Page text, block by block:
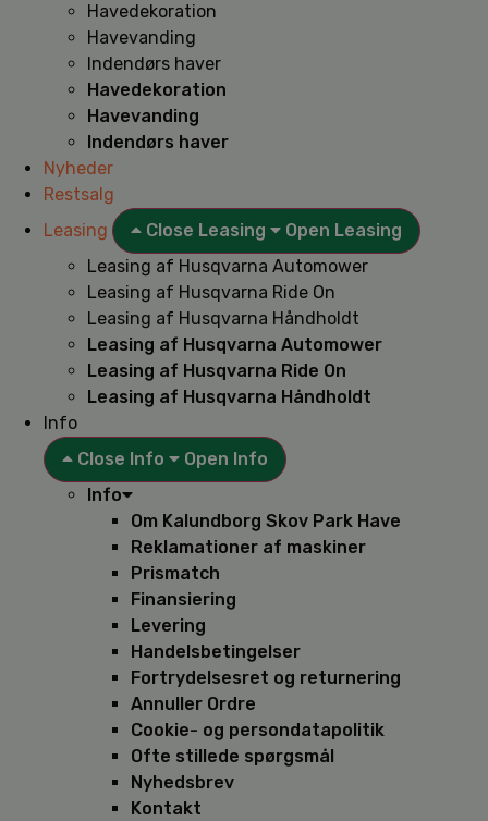
Havedekoration
Havevanding
Indendørs haver
Havedekoration
Havevanding
Indendørs haver
Nyheder
Restsalg
Leasing
Close Leasing
Open Leasing
Leasing af Husqvarna Automower
Leasing af Husqvarna Ride On
Leasing af Husqvarna Håndholdt
Leasing af Husqvarna Automower
Leasing af Husqvarna Ride On
Leasing af Husqvarna Håndholdt
Info
Close Info
Open Info
Info
Om Kalundborg Skov Park Have
Reklamationer af maskiner
Prismatch
Finansiering
Levering
Handelsbetingelser
Fortrydelsesret og returnering
Annuller Ordre
Cookie- og persondatapolitik
Ofte stillede spørgsmål
Nyhedsbrev
Kontakt